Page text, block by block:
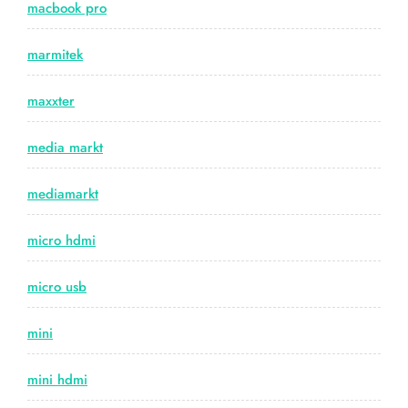
macbook pro
marmitek
maxxter
media markt
mediamarkt
micro hdmi
micro usb
mini
mini hdmi